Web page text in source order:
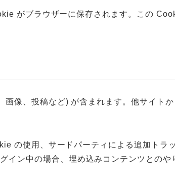
がブラウザーに保存されます。この
像、投稿など) が含まれます。他サイト
の使用、サードパーティによる追加ト
イン中の場合、埋め込みコンテンツとのや